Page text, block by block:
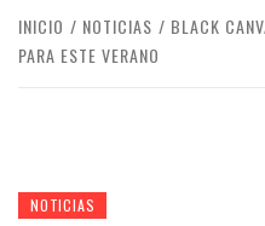
INICIO NOTICIAS
BLACK
PARA ESTE VERANO
NOTICIAS